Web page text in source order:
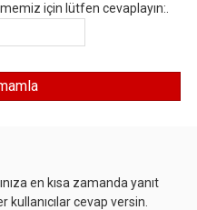
için lütfen cevaplayın:.
en kısa zamanda yanıt
cevap versin.